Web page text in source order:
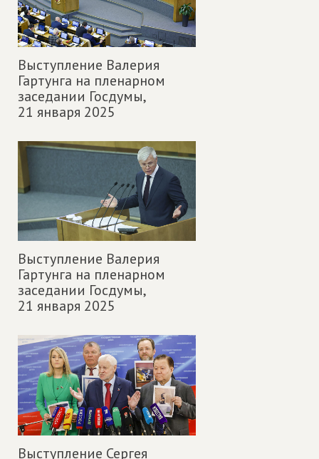
Выступление Валерия
Гартунга на пленарном
заседании Госдумы,
21 января 2025
Выступление Валерия
Гартунга на пленарном
заседании Госдумы,
21 января 2025
Выступление Сергея